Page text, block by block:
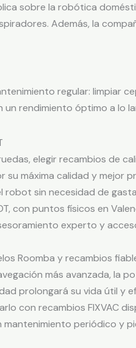
sobre la robótica
Además, la
regular: limpiar
rendimiento óptimo a lo
elegir recambios de
máxima calidad y mejor
sin necesidad de
con puntos físicos en
experto y
Roomba y recambios
más avanzada, la
prolongará su vida útil y
recambios FIXVAC
periódico y